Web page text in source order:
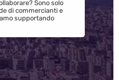
Sono solo
di commercianti e
supportando